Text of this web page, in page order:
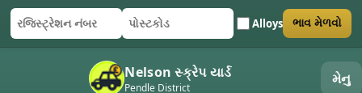
રજિસ્ટ્રેશન નંબર
પોસ્ટકોડ Alloys
ફોર્મ સબમિટ કરો ભાવ મેળવો
Nelson સ્ક્રેપ યાર્ડ
Pendle District મેનુ